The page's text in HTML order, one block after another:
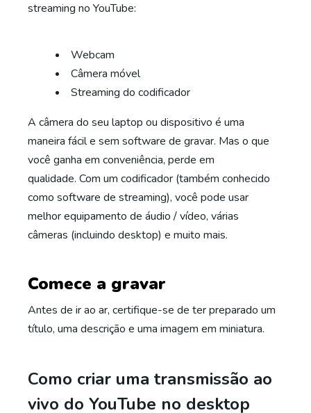
streaming no YouTube:
Webcam
Câmera móvel
Streaming do codificador
A câmera do seu laptop ou dispositivo é uma
maneira fácil e sem software de gravar. Mas o que
você ganha em conveniência, perde em
qualidade. Com um codificador (também conhecido
como software de streaming), você pode usar
melhor equipamento de áudio / vídeo, várias
câmeras (incluindo desktop) e muito mais.
Comece a gravar
Antes de ir ao ar, certifique-se de ter preparado um
título, uma descrição e uma imagem em miniatura.
Como criar uma transmissão ao
vivo do YouTube no desktop